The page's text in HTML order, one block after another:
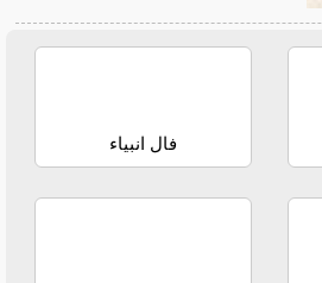
فال انبیاء